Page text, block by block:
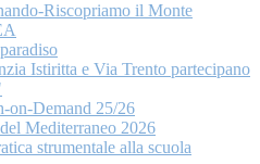
Riscopriamo il Monte
Istiritta e Via Trento partecipano
on-Demand 25/26
Mediterraneo 2026
strumentale alla scuola